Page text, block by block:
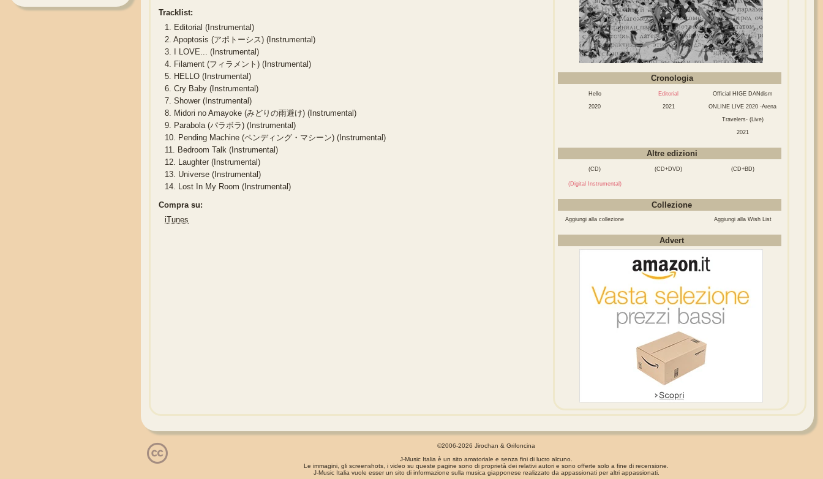
Cronologia
Hello
2020
Editorial
2021
Official HIGE DANdism
ONLINE LIVE 2020 -Arena
Travelers- (Live)
2021
Altre edizioni
(CD) (CD+DVD) (CD+BD)
(Digital Instrumental)
Collezione
Aggiungi alla collezione Aggiungi alla Wish List
Advert
Tracklist:
1. Editorial (Instrumental)
2. Apoptosis (アポトーシス) (Instrumental)
3. I LOVE... (Instrumental)
4. Filament (フィラメント) (Instrumental)
5. HELLO (Instrumental)
6. Cry Baby (Instrumental)
7. Shower (Instrumental)
8. Midori no Amayoke (みどりの雨避け) (Instrumental)
9. Parabola (パラボラ) (Instrumental)
10. Pending Machine (ペンディング・マシーン) (Instrumental)
11. Bedroom Talk (Instrumental)
12. Laughter (Instrumental)
13. Universe (Instrumental)
14. Lost In My Room (Instrumental)
Compra su:
iTunes
©2006-2026 Jirochan & Grifoncina
J-Music Italia è un sito amatoriale e senza fini di lucro alcuno.
Le immagini, gli screenshots, i video su queste pagine sono di proprietà dei relativi autori e sono offerte solo a fine di recensione.
J-Music Italia vuole esser un sito di informazione sulla musica giapponese realizzato da appassionati per altri appassionati.